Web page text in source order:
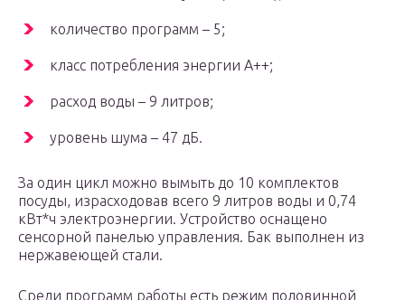
количество программ – 5;
класс потребления энергии A++;
расход воды – 9 литров;
уровень шума – 47 дБ.
За один цикл можно вымыть до 10 комплектов
посуды, израсходовав всего 9 литров воды и 0,74
кВт*ч электроэнергии. Устройство оснащено
сенсорной панелью управления. Бак выполнен из
нержавеющей стали.
Среди программ работы есть режим половинной